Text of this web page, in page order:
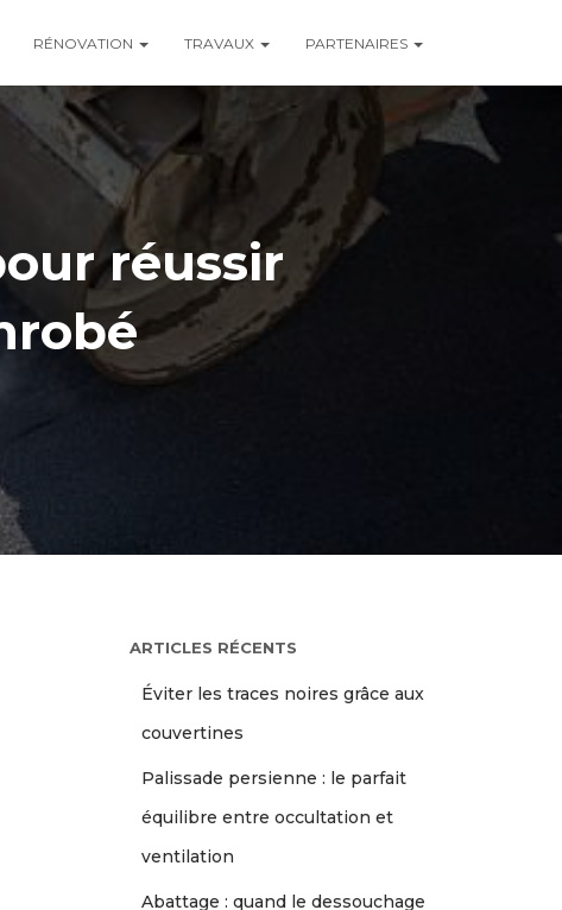
RÉNOVATION TRAVAUX PARTENAIRES
réussir
ARTICLES RÉCENTS
Éviter les traces noires grâce aux
couvertines
Palissade persienne : le parfait
équilibre entre occultation et
ventilation
Abattage : quand le dessouchage